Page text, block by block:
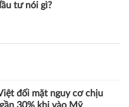
tư nói gì?
đối mặt nguy cơ chịu
30% khi vào Mỹ